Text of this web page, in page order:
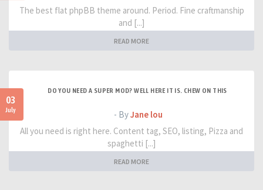
The best flat phpBB theme around. Period. Fine craftmanship
and [...]
READ MORE
03
July
DO YOU NEED A SUPER MOD? WELL HERE IT IS. CHEW ON THIS
- ByJane lou
All you need is right here. Content tag, SEO, listing, Pizza and
spaghetti [...]
READ MORE